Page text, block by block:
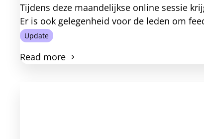
Tijdens deze maandelijkse online sessie
Er is ook gelegenheid voor de leden om
Update
Read more